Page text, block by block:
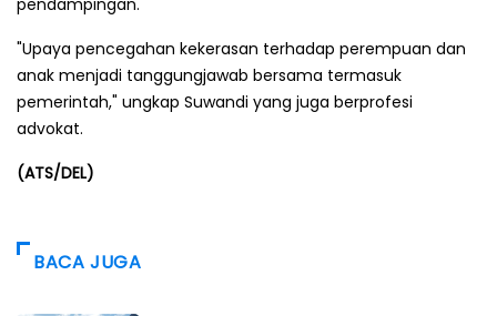
"Upaya pencegahan kekerasan terhadap perempuan dan
anak menjadi tanggungjawab bersama termasuk
pemerintah," ungkap Suwandi yang juga berprofesi
advokat.
(ATS/DEL)
BACA JUGA